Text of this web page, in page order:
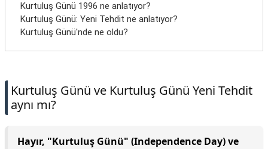
Kurtuluş Günü 1996 ne anlatıyor?
Kurtuluş Günü: Yeni Tehdit ne anlatıyor?
Kurtuluş Günü'nde ne oldu?
Kurtuluş Günü ve Kurtuluş Günü Yeni Tehdit
aynı mı?
Hayır, "Kurtuluş Günü" (Independence Day) ve